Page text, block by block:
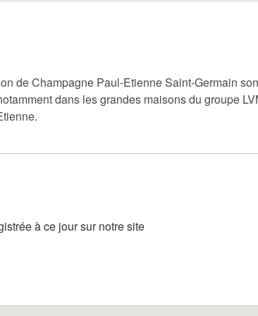
de Champagne Paul-Etienne Saint-Germain
dans les grandes maisons du groupe
à ce jour sur notre site